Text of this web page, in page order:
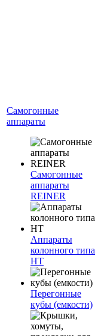
Самогонные
аппараты
Самогонные
аппараты
REINER
Аппараты
колонного типа
НТ
Перегонные
кубы (емкости)